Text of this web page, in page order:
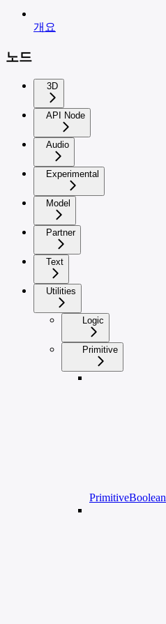
개요
노드
3D
API Node
Audio
Experimental
Model
Partner
Text
Utilities
Logic
Primitive
PrimitiveBoolean